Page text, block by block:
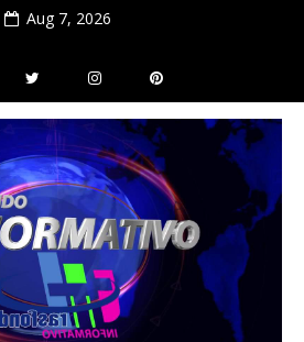
Aug 7, 2026